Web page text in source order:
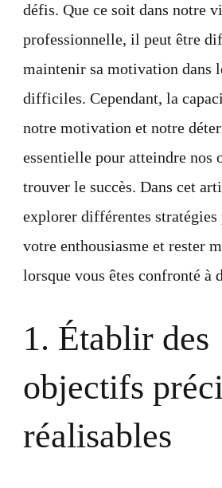
défis. Que ce soit dans notre
professionnelle, il peut être
maintenir sa motivation dans
difficiles. Cependant, la
notre motivation et notre
essentielle pour atteindre nos
trouver le succès. Dans cet
explorer différentes
votre enthousiasme et rester
lorsque vous êtes confronté à
1. Établir des
objectifs
réalisables